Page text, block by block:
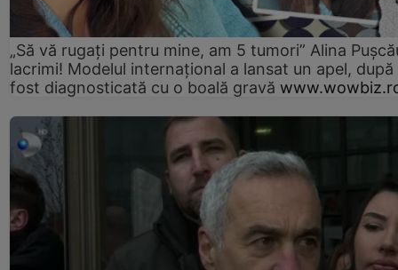
„Să vă rugați pentru mine, am 5 tumori” Alina
lacrimi! Modelul internațional a lansat un apel, după
fost diagnosticată cu o boală gravă